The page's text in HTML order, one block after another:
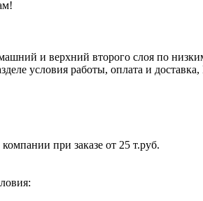
и верхний второго слоя по
условия работы, оплата и
при заказе от 25 т.руб.